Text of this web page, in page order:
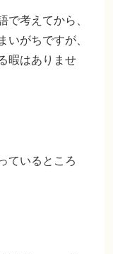
で考えてから、
いがちですが、
暇はありませ
ているところ